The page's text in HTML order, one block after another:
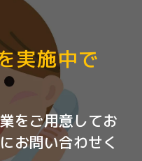
実施中で
をご用意してお
お問い合わせく